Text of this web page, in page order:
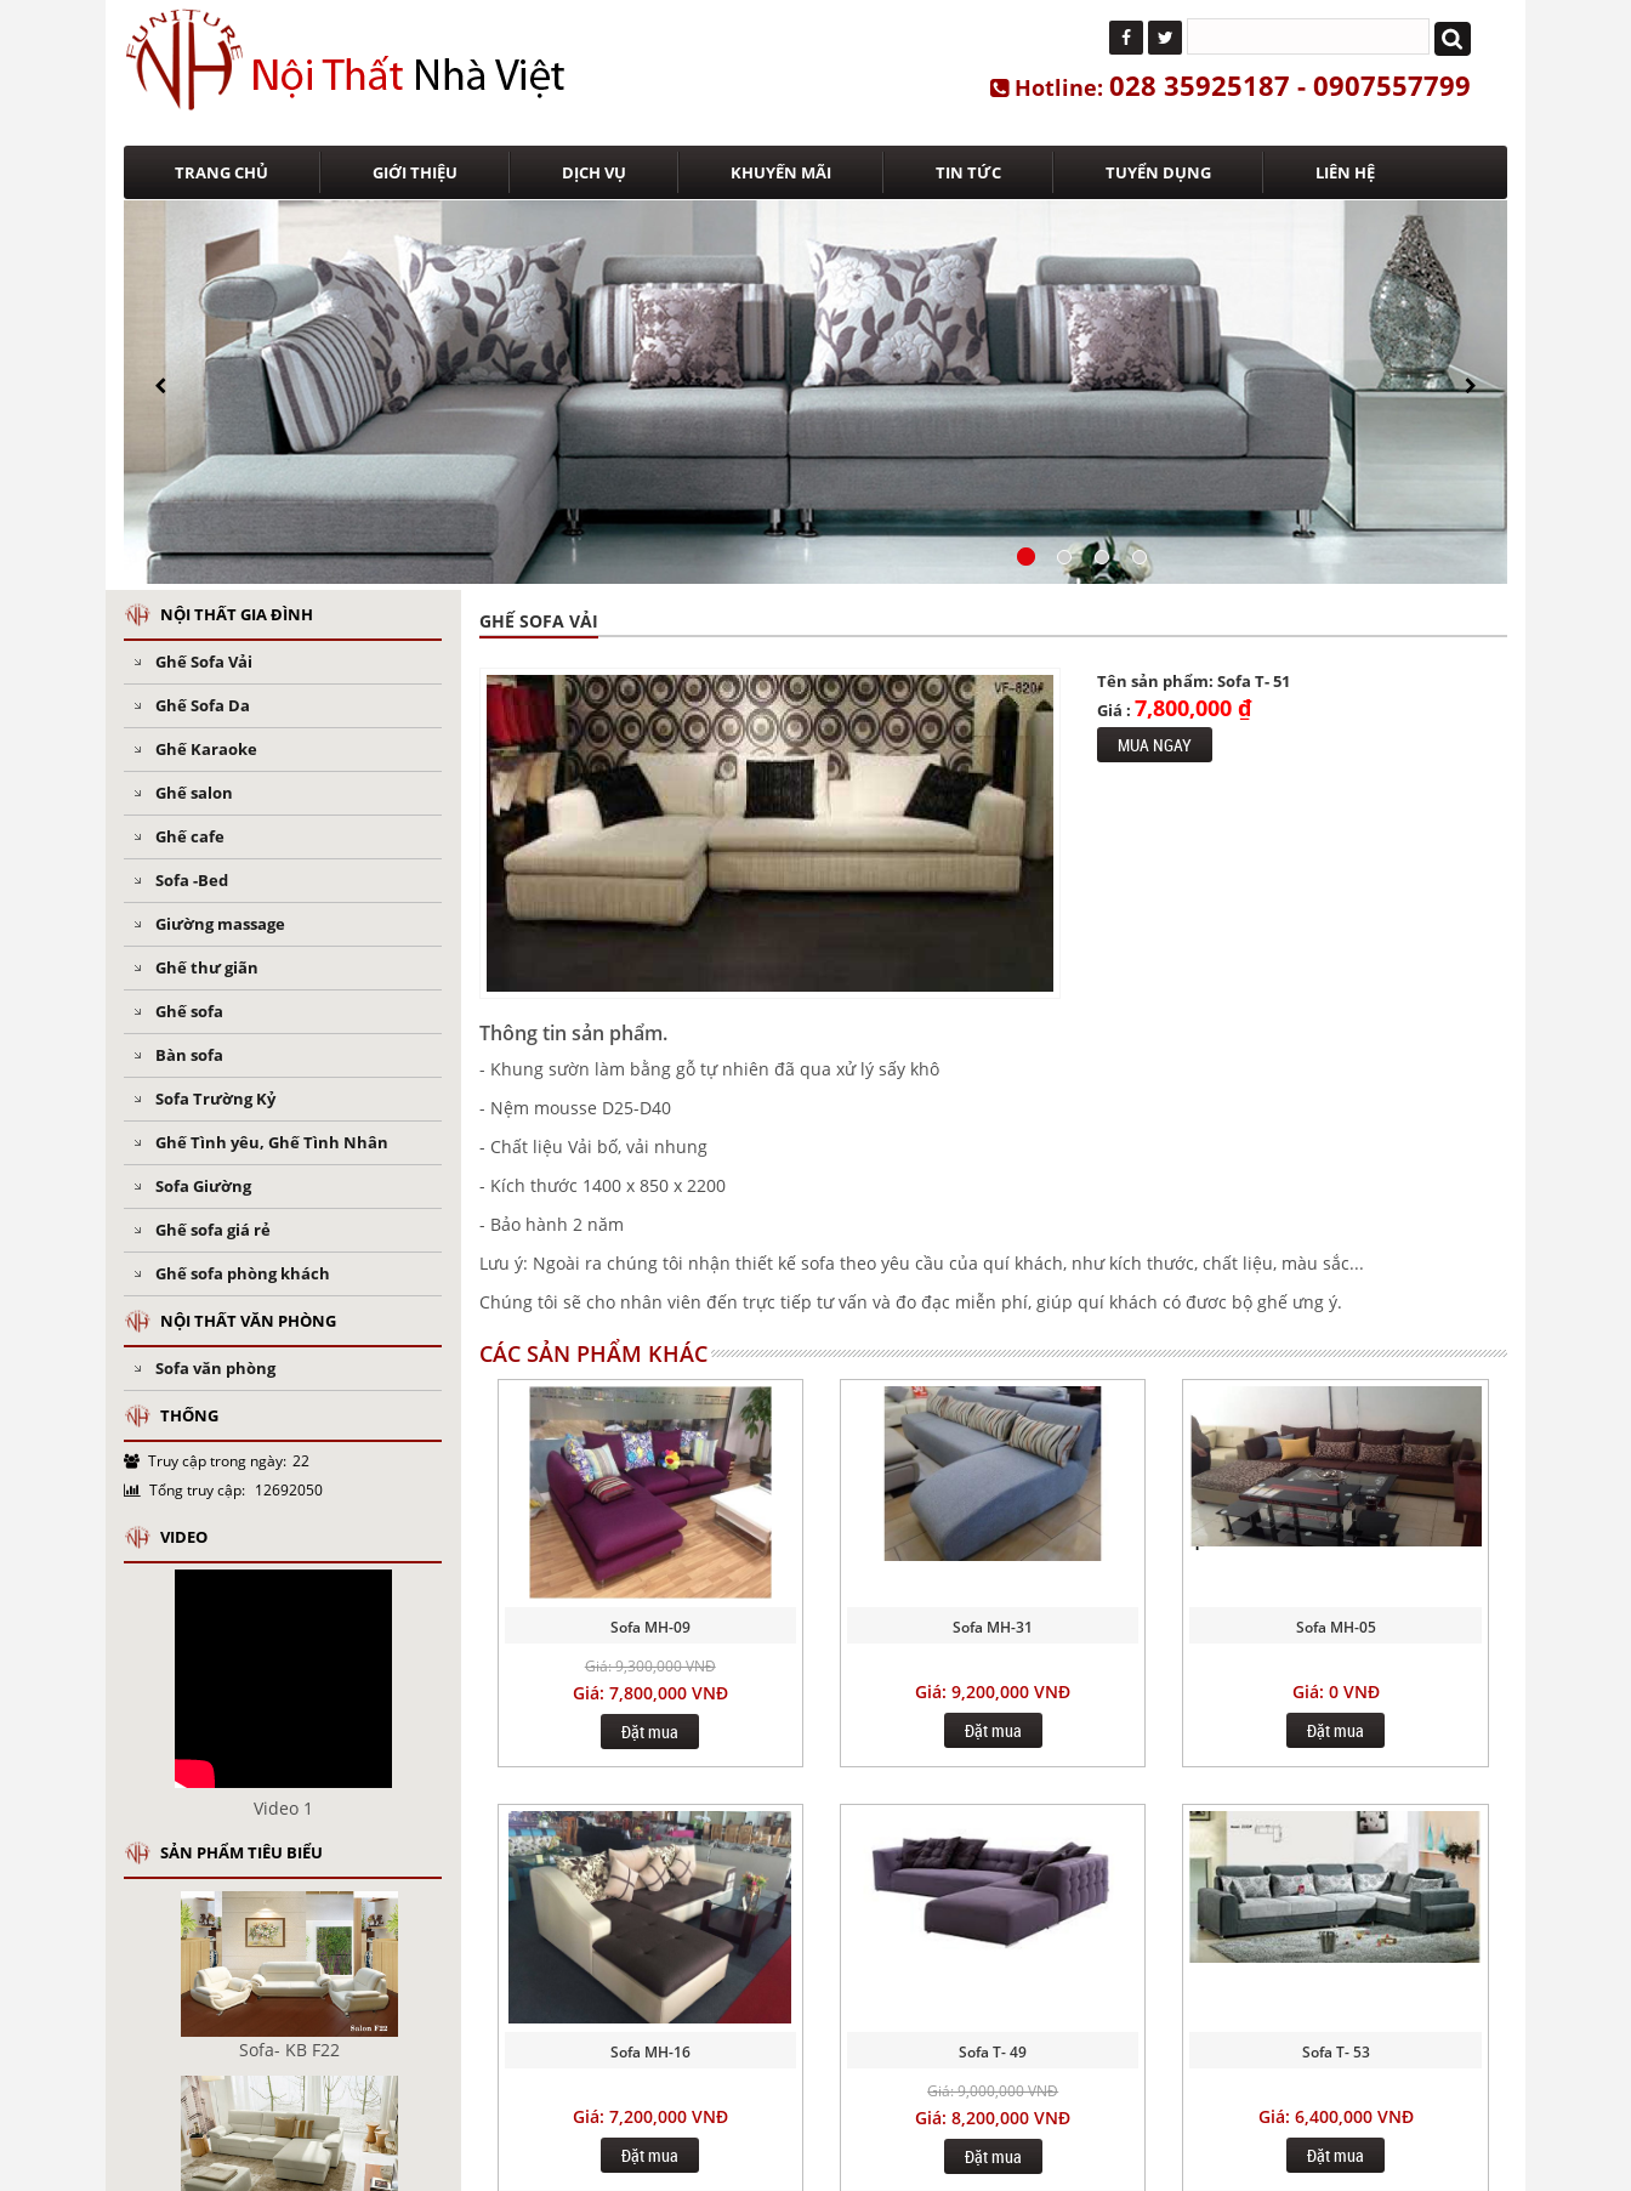
Hotline: 028 35925187 - 0907557799
TRANG CHỦ GIỚI THIỆU DỊCH VỤ KHUYẾN MÃI TIN TỨC TUYỂN DỤNG LIÊN HỆ
NỘI THẤT GIA ĐÌNH
Ghế Sofa Vải
Ghế Sofa Da
Ghế Karaoke
Ghế salon
Ghế cafe
Sofa -Bed
Giường massage
Ghế thư giãn
Ghế sofa
Bàn sofa
Sofa Trường Kỷ
Ghế Tình yêu, Ghế Tình Nhân
Sofa Giường
Ghế sofa giá rẻ
Ghế sofa phòng khách
NỘI THẤT VĂN PHÒNG
Sofa văn phòng
THỐNG
Truy cập trong ngày: 22
Tổng truy cập: 12692050
VIDEO
Video 1
SẢN PHẨM TIÊU BIỂU
Sofa- KB F22
GHẾ SOFA VẢI
Tên sản phẩm: Sofa T- 51
Giá : 7,800,000 ₫
MUA NGAY
Thông tin sản phẩm.
- Khung sườn làm bằng gỗ tự nhiên đã qua xử lý sấy khô
- Nệm mousse D25-D40
- Chất liệu Vải bố, vải nhung
- Kích thước 1400 x 850 x 2200
- Bảo hành 2 năm
Lưu ý: Ngoài ra chúng tôi nhận thiết kế sofa theo yêu cầu của quí khách, như kích thước, chất liệu, màu sắc...
Chúng tôi sẽ cho nhân viên đến trực tiếp tư vấn và đo đạc miễn phí, giúp quí khách có đươc bộ ghế ưng ý.
CÁC SẢN PHẨM KHÁC
Sofa MH-09
Giá: 9,300,000 VNĐ
Giá: 7,800,000 VNĐ
Đặt mua
Sofa MH-31
Giá: 9,200,000 VNĐ
Đặt mua
Sofa MH-05
Giá: 0 VNĐ
Đặt mua
Sofa MH-16
Giá: 7,200,000 VNĐ
Đặt mua
Sofa T- 49
Giá: 9,000,000 VNĐ
Giá: 8,200,000 VNĐ
Đặt mua
Sofa T- 53
Giá: 6,400,000 VNĐ
Đặt mua